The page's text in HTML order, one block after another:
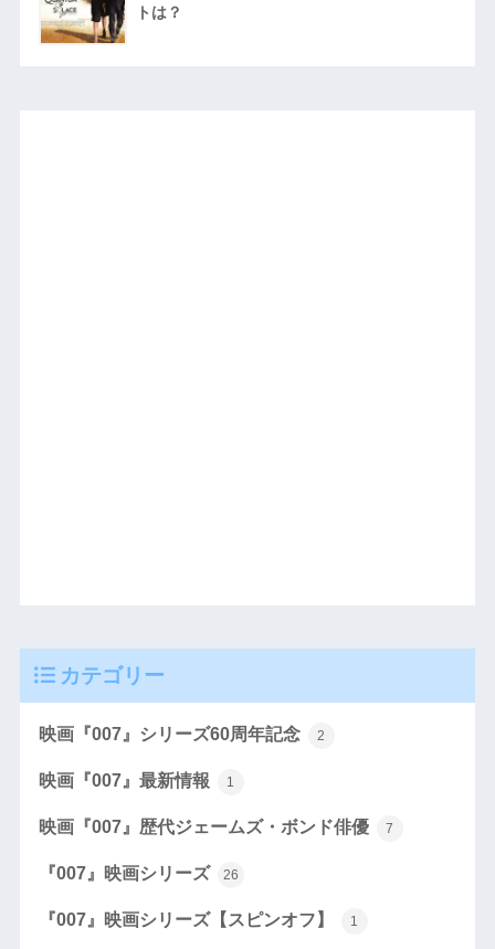
トは？
カテゴリー
映画『007』シリーズ60周年記念 2
映画『007』最新情報 1
映画『007』歴代ジェームズ・ボンド俳優 7
『007』映画シリーズ 26
『007』映画シリーズ【スピンオフ】 1